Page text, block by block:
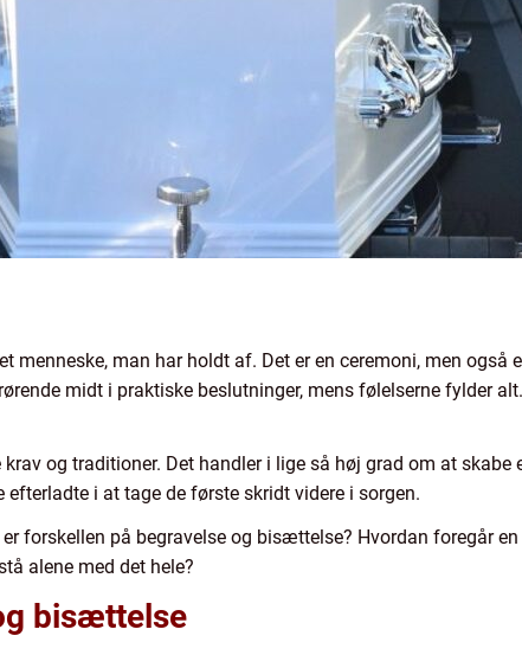
menneske, man har holdt af. Det er en ceremoni, men også
midt i praktiske beslutninger, mens følelserne fylder
og traditioner. Det handler i lige så høj grad om at skabe
i at tage de første skridt videre i sorgen.
forskellen på begravelse og bisættelse? Hvordan foregår
alene med det hele?
bisættelse